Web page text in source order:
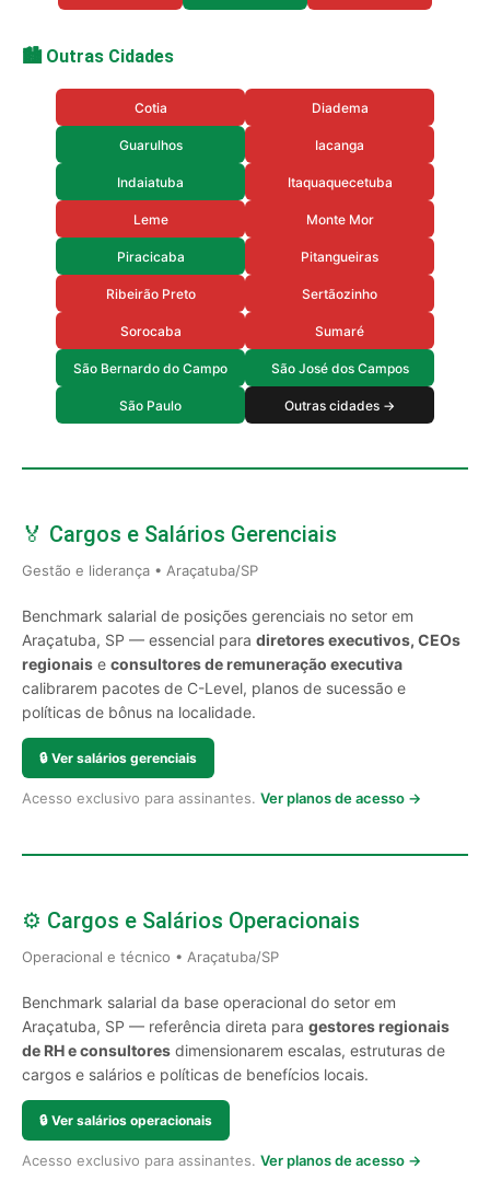
🏙️ Outras Cidades
Cotia Diadema
Guarulhos Iacanga
Indaiatuba Itaquaquecetuba
Leme Monte Mor
Piracicaba Pitangueiras
Ribeirão Preto Sertãozinho
Sorocaba Sumaré
São Bernardo do Campo São José dos Campos
São Paulo Outras cidades →
🏅 Cargos e Salários Gerenciais
Gestão e liderança • Araçatuba/SP
Benchmark salarial de posições gerenciais no setor em
Araçatuba, SP — essencial para diretores executivos, CEOs
regionais e consultores de remuneração executiva
calibrarem pacotes de C-Level, planos de sucessão e
políticas de bônus na localidade.
🔒 Ver salários gerenciais
Acesso exclusivo para assinantes. Ver planos de acesso →
⚙️ Cargos e Salários Operacionais
Operacional e técnico • Araçatuba/SP
Benchmark salarial da base operacional do setor em
Araçatuba, SP — referência direta para gestores regionais
de RH e consultores dimensionarem escalas, estruturas de
cargos e salários e políticas de benefícios locais.
🔒 Ver salários operacionais
Acesso exclusivo para assinantes. Ver planos de acesso →